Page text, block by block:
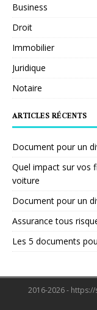
Business
Droit
Immobilier
Juridique
Notaire
ARTICLES RÉCENTS
Document pour un
Quel impact sur vos
voiture
Document pour un
Assurance tous
Les 5 documents
2016-2026 -